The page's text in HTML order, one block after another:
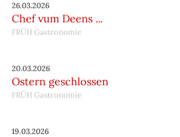
26.03.2026
Chef vum Deens ...
FRÜH Gastronomie
20.03.2026
Ostern geschlossen
FRÜH Gastronomie
19.03.2026